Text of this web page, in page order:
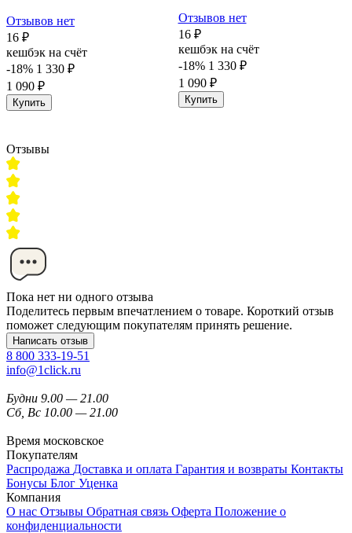
Отзывов нет
16 ₽
кешбэк на счёт
-18% 1 330 ₽
1 090 ₽
Купить
Отзывов нет
16 ₽
кешбэк на счёт
-18% 1 330 ₽
1 090 ₽
Купить
Отзывы
Пока нет ни одного отзыва
Поделитесь первым впечатлением о товаре. Короткий отзыв
поможет следующим покупателям принять решение.
Написать отзыв
8 800 333-19-51
info@1click.ru
Будни 9.00 — 21.00
Сб, Вс 10.00 — 21.00
Время московское
Покупателям
Распродажа Доставка и оплата Гарантия и возвраты Контакты
Бонусы Блог Уценка
Компания
О нас Отзывы Обратная связь Оферта Положение о
конфиденциальности